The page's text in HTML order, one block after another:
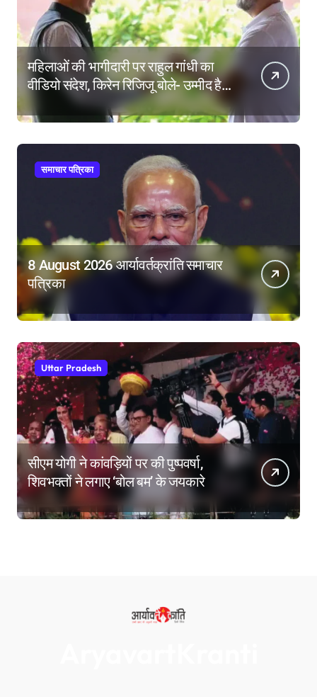
महिलाओं की भागीदारी पर राहुल गांधी का
वीडियो संदेश, किरेन रिजिजू बोले- उम्मीद है
महिला आरक्षण बिल का बिना शर्त करेंगे
समर्थन
समाचार पत्रिका
8 August 2026 आर्यावर्तक्रांति समाचार
पत्रिका
Uttar Pradesh
सीएम योगी ने कांवड़ियों पर की पुष्पवर्षा,
शिवभक्तों ने लगाए ‘बोल बम’ के जयकारे